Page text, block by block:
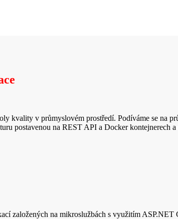
kvality v průmyslovém prostředí. Podíváme se na
postavenou na REST API a Docker kontejnerech
založených na mikroslužbách s využitím